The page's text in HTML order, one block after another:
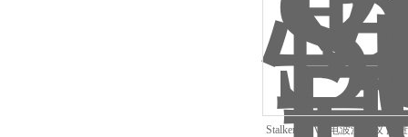
Stalker Ⅱ SVR电波流速仪 流